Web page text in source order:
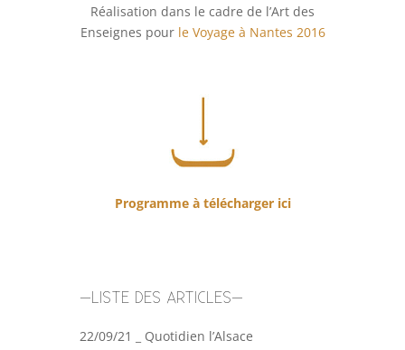
Réalisation dans le cadre de l’Art des
Enseignes pour le Voyage à Nantes 2016
Programme à télécharger ici
–LISTE DES ARTICLES–
22/09/21 _ Quotidien l’Alsace